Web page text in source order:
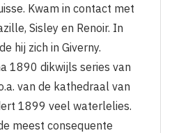
Kwam in contact met
Sisley en Renoir. In
hij zich in Giverny.
1890 dikwijls series van
van de kathedraal van
1899 veel waterlelies.
meest consequente